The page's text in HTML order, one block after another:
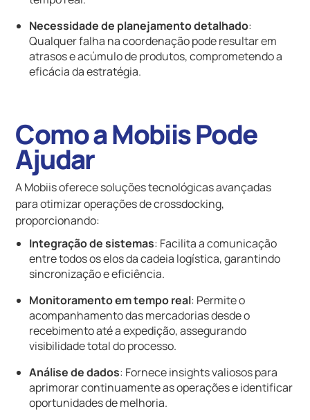
Necessidade de planejamento detalhado:
Qualquer falha na coordenação pode resultar em
atrasos e acúmulo de produtos, comprometendo a
eficácia da estratégia.
Como a Mobiis Pode
Ajudar
A Mobiis oferece soluções tecnológicas avançadas
para otimizar operações de crossdocking,
proporcionando:
Integração de sistemas: Facilita a comunicação
entre todos os elos da cadeia logística, garantindo
sincronização e eficiência.
Monitoramento em tempo real: Permite o
acompanhamento das mercadorias desde o
recebimento até a expedição, assegurando
visibilidade total do processo.
Análise de dados: Fornece insights valiosos para
aprimorar continuamente as operações e identificar
oportunidades de melhoria.